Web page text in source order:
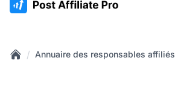
:site.title
/ Annuaire des responsables affiliés